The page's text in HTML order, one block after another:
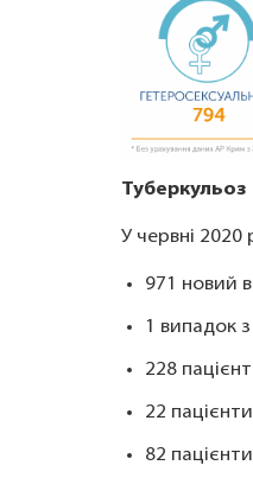
Туберкульоз
У червні 2020
971 новий
1 випадок
228
22
82